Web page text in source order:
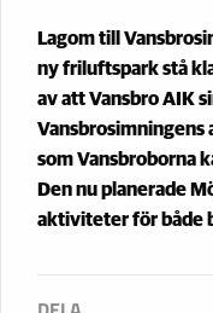
Lagom till
ny friluftspark stå
av att Vansbro AIK
Vansbrosimningens
som Vansbroborna
Den nu planerade
aktiviteter för både